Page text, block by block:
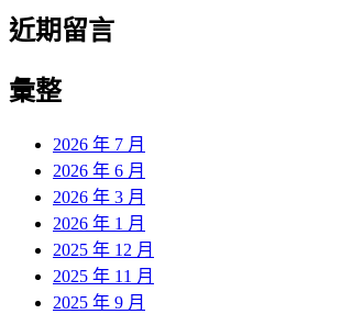
近期留言
彙整
2026 年 7 月
2026 年 6 月
2026 年 3 月
2026 年 1 月
2025 年 12 月
2025 年 11 月
2025 年 9 月